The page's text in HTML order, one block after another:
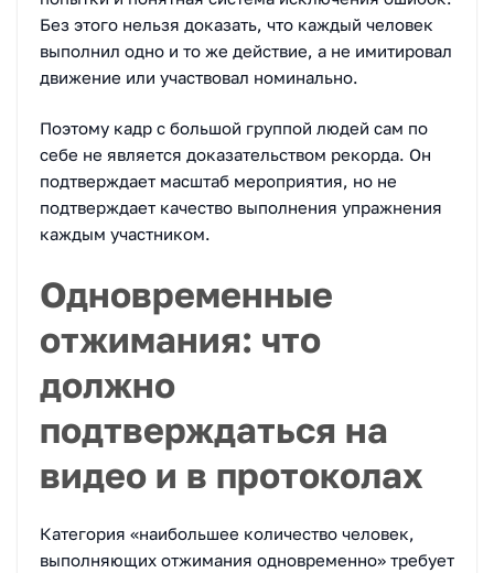
Без этого нельзя доказать, что каждый человек
выполнил одно и то же действие, а не имитировал
движение или участвовал номинально.
Поэтому кадр с большой группой людей сам по
себе не является доказательством рекорда. Он
подтверждает масштаб мероприятия, но не
подтверждает качество выполнения упражнения
каждым участником.
Одновременные
отжимания: что
должно
подтверждаться на
видео и в протоколах
Категория «наибольшее количество человек,
выполняющих отжимания одновременно» требует